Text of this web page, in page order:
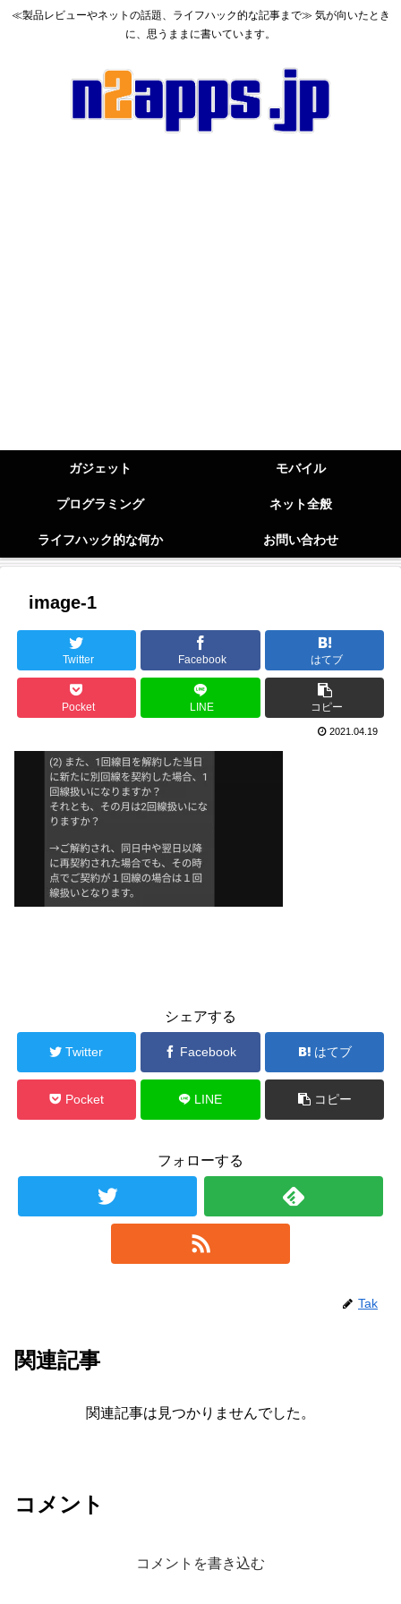
≪製品レビューやネットの話題、ライフハック的な記事まで≫ 気が向いたとき
に、思うままに書いています。
ガジェット モバイル
プログラミング ネット全般
ライフハック的な何か お問い合わせ
image-1
Twitter Facebook はてブ
Pocket LINE コピー
2021.04.19
シェアする
Twitter Facebook はてブ
Pocket LINE コピー
フォローする
Tak
関連記事
関連記事は見つかりませんでした。
コメント
コメントを書き込む